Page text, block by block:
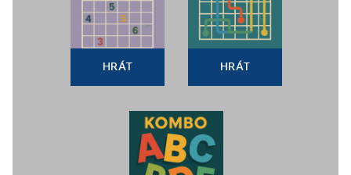
HRÁT HRÁT